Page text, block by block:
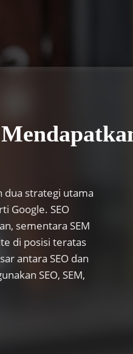
dua strategi utama
Google. SEO
sementara SEM
di posisi teratas
antara SEO dan
SEO, SEM,